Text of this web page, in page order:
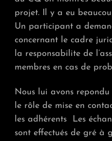
projet. Il y a eu
Un participant a
concernant le cadre
la responsabilite de
membres en cas de
Nous lui avons repondu
le rôle de mise en
les adhérents Les
sont effectués de gré à